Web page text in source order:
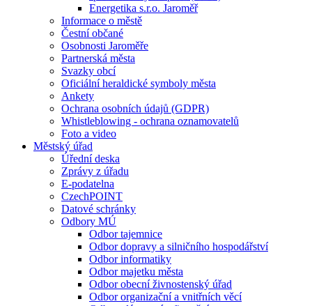
Energetika s.r.o. Jaroměř
Informace o městě
Čestní občané
Osobnosti Jaroměře
Partnerská města
Svazky obcí
Oficiální heraldické symboly města
Ankety
Ochrana osobních údajů (GDPR)
Whistleblowing - ochrana oznamovatelů
Foto a video
Městský úřad
Úřední deska
Zprávy z úřadu
E-podatelna
CzechPOINT
Datové schránky
Odbory MÚ
Odbor tajemnice
Odbor dopravy a silničního hospodářství
Odbor informatiky
Odbor majetku města
Odbor obecní živnostenský úřad
Odbor organizační a vnitřních věcí